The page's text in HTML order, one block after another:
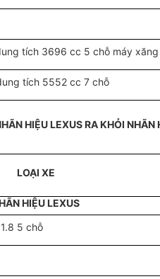
tích 3696 cc 5 chỗ máy xăng
tích 5552 cc 7 chỗ
HIỆU LEXUS RA KHỎI NHÃN
LOẠI XE
HIỆU LEXUS
5 chỗ